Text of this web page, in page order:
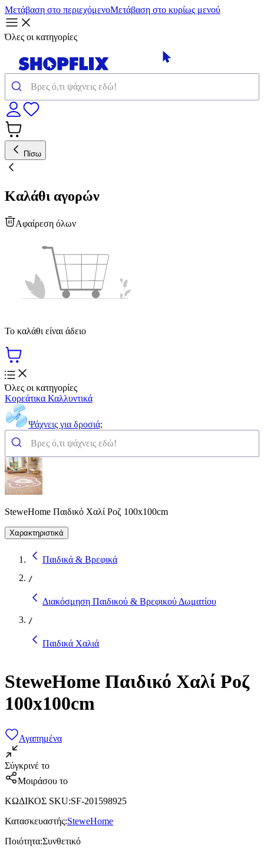
Μετάβαση στο περιεχόμενοΜετάβαση στο κυρίως μενού
Όλες οι κατηγορίες
Πίσω
Καλάθι αγορών
Αφαίρεση όλων
Το καλάθι είναι άδειο
Όλες οι κατηγορίες
Κορεάτικα Καλλυντικά
Ψάχνεις για δροσιά;
SteweHome Παιδικό Χαλί Ροζ 100x100cm
Χαρακτηριστικά
Παιδικά & Βρεφικά
/
Διακόσμηση Παιδικού & Βρεφικού Δωματίου
/
Παιδικά Χαλιά
SteweHome Παιδικό Χαλί Ροζ
100x100cm
Αγαπημένα
Σύγκρινέ το
Μοιράσου το
ΚΩΔΙΚΟΣ SKU:SF-201598925
Κατασκευαστής:SteweHome
Ποιότητα:Συνθετικό